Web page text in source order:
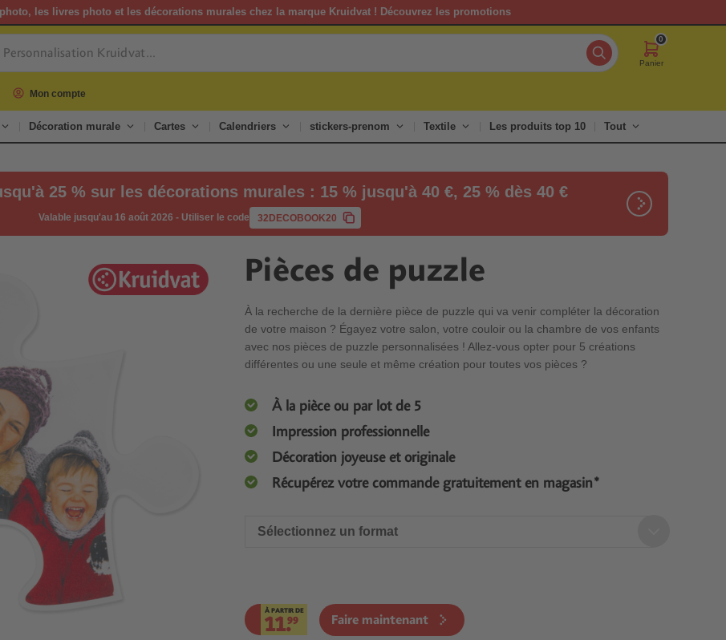
les livres photo et les décorations murales chez la marque Kruidvat ! Découvrez les promotions
0
Panier
Mon compte
Décoration murale Cartes Calendriers stickers-prenom Textile Les produits top 10 Tout
25 % sur les décorations murales : 15 % jusqu'à 40 €, 25 % dès 40 €
Valable jusqu'au 16 août 2026 - Utiliser le code 32DECOBOOK20
Pièces de puzzle
À la recherche de la dernière pièce de puzzle qui va venir compléter la décoration
de votre maison ? Égayez votre salon, votre couloir ou la chambre de vos enfants
avec nos pièces de puzzle personnalisées ! Allez-vous opter pour 5 créations
différentes ou une seule et même création pour toutes vos pièces ?
À la pièce ou par lot de 5
Impression professionnelle
Décoration joyeuse et originale
Récupérez votre commande gratuitement en magasin*
Sélectionnez un format
À PARTIR DE
11.99 Faire maintenant